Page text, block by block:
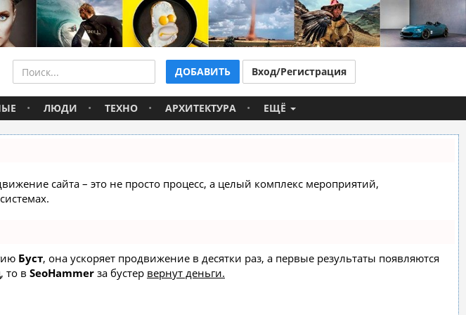
ДОБАВИТЬ Вход/Регистрация
ЛЮДИ ТЕХНО АРХИТЕКТУРА ЕЩЁ
сайта – это не просто процесс, а целый комплекс мероприятий,
Буст, она ускоряет продвижение в десятки раз, а первые результаты появляются
то в SeoHammer за бустер вернут деньги.